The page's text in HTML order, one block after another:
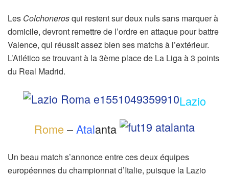
Les Colchonerosqui restent sur deux nuls sans marquer à
domicile, devront remettre de l’ordre en attaque pour battre
Valence, qui réussit assez bien ses matchs à l’extérieur.
L’Atlético se trouvant à la 3ème place de La Liga à 3 points
du Real Madrid.
Lazio
Rome –Atalanta
Un beau match s’annonce entre ces deux équipes
européennes du championnat d’Italie, puisque la Lazio